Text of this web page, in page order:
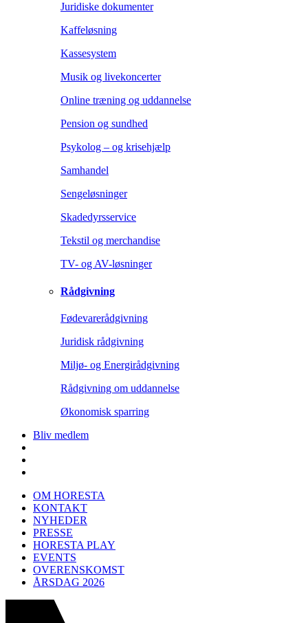
Juridiske dokumenter
Kaffeløsning
Kassesystem
Musik og livekoncerter
Online træning og uddannelse
Pension og sundhed
Psykolog – og krisehjælp
Samhandel
Sengeløsninger
Skadedyrsservice
Tekstil og merchandise
TV- og AV-løsninger
Rådgivning
Fødevarerådgivning
Juridisk rådgivning
Miljø- og Energirådgivning
Rådgivning om uddannelse
Økonomisk sparring
Bliv medlem
OM HORESTA
KONTAKT
NYHEDER
PRESSE
HORESTA PLAY
EVENTS
OVERENSKOMST
ÅRSDAG 2026